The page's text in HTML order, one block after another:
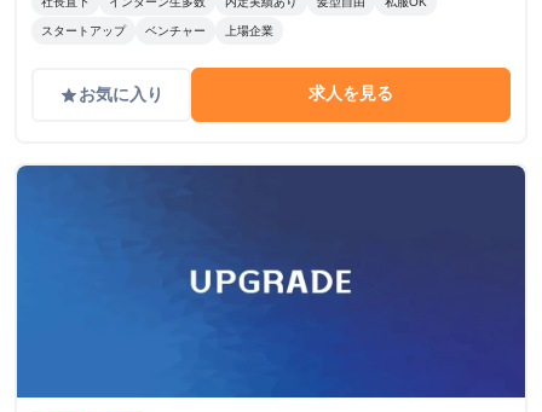
スタートアップ ベンチャー 上場企業
gradeお気に入り 求人を見る